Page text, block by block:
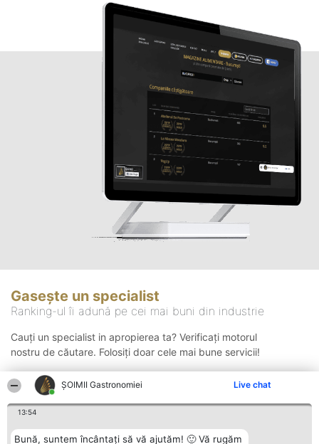
ȘOIMII Gastronomiei Live chat
13:54
Bună, suntem încântați să vă ajutăm! 🙂 Vă rugăm
Gasește un specialist
Ranking-ul îi adună pe cei mai buni din industrie
Cauți un specialist in apropierea ta? Verificați motorul
nostru de căutare. Folosiți doar cele mai bune servicii!